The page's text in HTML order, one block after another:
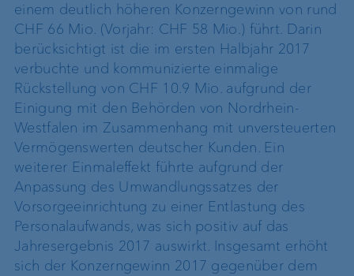
einem deutlich höheren Konzerngewinn von rund
CHF 66 Mio. (Vorjahr: CHF 58 Mio.) führt. Darin
berücksichtigt ist die im ersten Halbjahr 2017
verbuchte und kommunizierte einmalige
Rückstellung von CHF 10.9 Mio. aufgrund der
Einigung mit den Behörden von Nordrhein-
Westfalen im Zusammenhang mit unversteuerten
Vermögenswerten deutscher Kunden. Ein
weiterer Einmaleffekt führte aufgrund der
Anpassung des Umwandlungssatzes der
Vorsorgeeinrichtung zu einer Entlastung des
Personalaufwands, was sich positiv auf das
Jahresergebnis 2017 auswirkt. Insgesamt erhöht
sich der Konzerngewinn 2017 gegenüber dem